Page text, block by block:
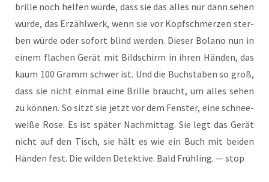
bril­le noch hel­fen wür­de, dass sie das alles nur dann sehen
wür­de, das Erzähl­werk, wenn sie vor Kopf­schmer­zen ster­
ben wür­de oder sofort blind wer­den. Die­ser Bol­a­no nun in
einem fla­chen Gerät mit Bild­schirm in ihren Hän­den, das
kaum 100 Gramm schwer ist. Und die Buch­sta­ben so groß,
dass sie nicht ein­mal eine Bril­le braucht, um alles sehen
zu kön­nen. So sitzt sie jetzt vor dem Fens­ter, eine schnee­
wei­ße Rose. Es ist spä­ter Nach­mit­tag. Sie legt das Gerät
nicht auf den Tisch, sie hält es wie ein Buch mit bei­den
Hän­den fest. Die wil­den Detek­ti­ve. Bald Früh­ling. — stop